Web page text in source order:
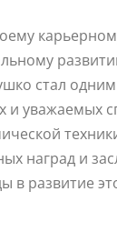
стал
и уважаемых
наград и
в развитие